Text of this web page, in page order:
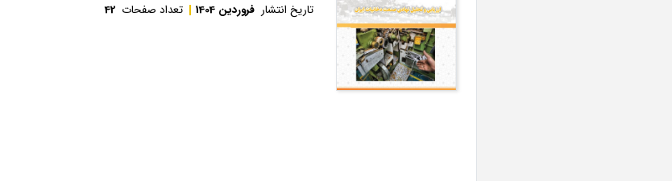
تاریخ انتشار فروردین 1404 تعداد صفحات 42